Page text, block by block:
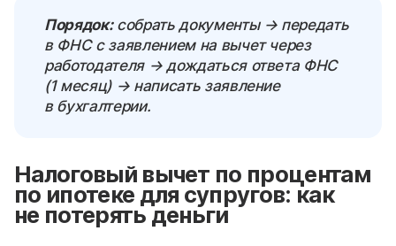
Порядок:собрать документы → передать
в ФНС с заявлением на вычет через
работодателя → дождаться ответа ФНС
(1 месяц) → написать заявление
в бухгалтерии.
Налоговый вычет по процентам
по ипотеке для супругов: как
не потерять деньги